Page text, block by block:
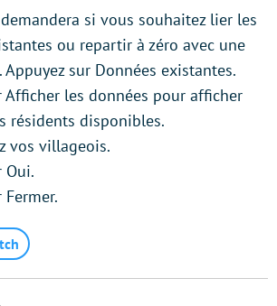
si vous souhaitez lier les
ou repartir à zéro avec une
sur Données existantes.
Afficher les données pour afficher
résidents disponibles.
vos villageois.
Oui.